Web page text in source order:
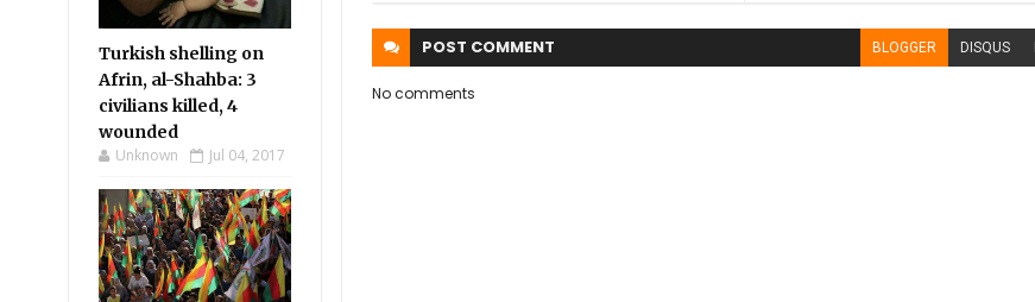
Turkish shelling on
Afrin, al-Shahba: 3
civilians killed, 4
wounded
Unknown Jul 04, 2017
POST COMMENT BLOGGER DISQUS
No comments